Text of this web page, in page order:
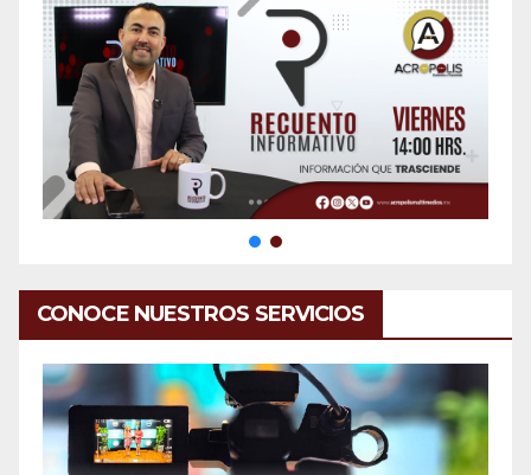
CONOCE NUESTROS SERVICIOS